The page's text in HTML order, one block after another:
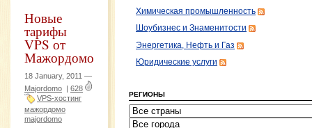
Новые
тарифы
VPS от
Мажордомо
18 January, 2011 —
Majordomo
628
VPS-хостинг
мажордомо
majordomo
Химическая промышленность
Шоубизнес и Знаменитости
Энергетика, Нефть и Газ
Юридические услуги
РЕГИОНЫ